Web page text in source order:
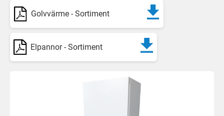
Golvvärme - Sortiment
Elpannor - Sortiment